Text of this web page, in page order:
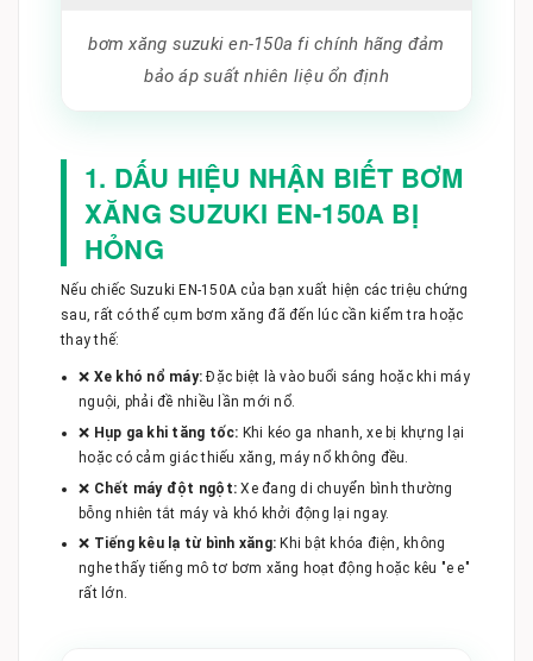
bơm xăng suzuki en-150a fi chính hãng đảm
bảo áp suất nhiên liệu ổn định
1. DẤU HIỆU NHẬN BIẾT BƠM
XĂNG SUZUKI EN-150A BỊ
HỎNG
Nếu chiếc Suzuki EN-150A của bạn xuất hiện các triệu chứng
sau, rất có thể cụm bơm xăng đã đến lúc cần kiểm tra hoặc
thay thế:
❌ Xe khó nổ máy: Đặc biệt là vào buổi sáng hoặc khi máy
nguội, phải đề nhiều lần mới nổ.
❌ Hụp ga khi tăng tốc: Khi kéo ga nhanh, xe bị khựng lại
hoặc có cảm giác thiếu xăng, máy nổ không đều.
❌ Chết máy đột ngột: Xe đang di chuyển bình thường
bỗng nhiên tắt máy và khó khởi động lại ngay.
❌ Tiếng kêu lạ từ bình xăng: Khi bật khóa điện, không
nghe thấy tiếng mô tơ bơm xăng hoạt động hoặc kêu "e e"
rất lớn.